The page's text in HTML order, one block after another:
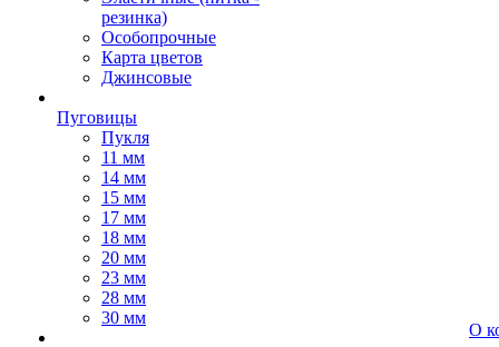
резинка)
Особопрочные
Карта цветов
Джинсовые
Пуговицы
Пукля
11 мм
14 мм
15 мм
17 мм
18 мм
20 мм
23 мм
28 мм
30 мм
О